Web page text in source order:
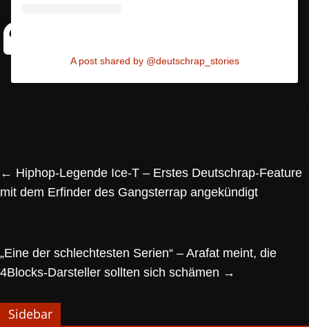
A post shared by @deutschrap_stories
← Hiphop-Legende Ice-T – Erstes Deutschrap-Feature
mit dem Erfinder des Gangsterrap angekündigt
„Eine der schlechtesten Serien“ – Arafat meint, die
4Blocks-Darsteller sollten sich schämen →
Sidebar